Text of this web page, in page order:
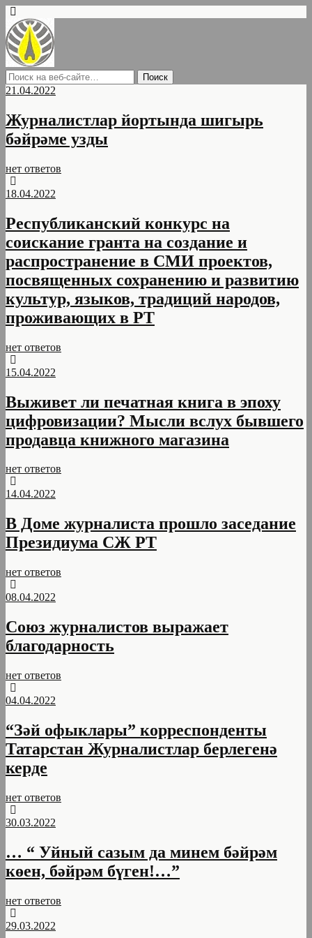
21.04.2022
Журналистлар йортында шигырь
бәйрәме узды
нет ответов
18.04.2022
Республиканский конкурс на
соискание гранта на создание и
распространение в СМИ проектов,
посвященных сохранению и развитию
культур, языков, традиций народов,
проживающих в РТ
нет ответов
15.04.2022
Выживет ли печатная книга в эпоху
цифровизации? Мысли вслух бывшего
продавца книжного магазина
нет ответов
14.04.2022
В Доме журналиста прошло заседание
Президиума СЖ РТ
нет ответов
08.04.2022
Союз журналистов выражает
благодарность
нет ответов
04.04.2022
“Зәй офыклары” корреспонденты
Татарстан Журналистлар берлегенә
керде
нет ответов
30.03.2022
… “ Уйный сазым да минем бәйрәм
көен, бәйрәм бүген!…”
нет ответов
29.03.2022